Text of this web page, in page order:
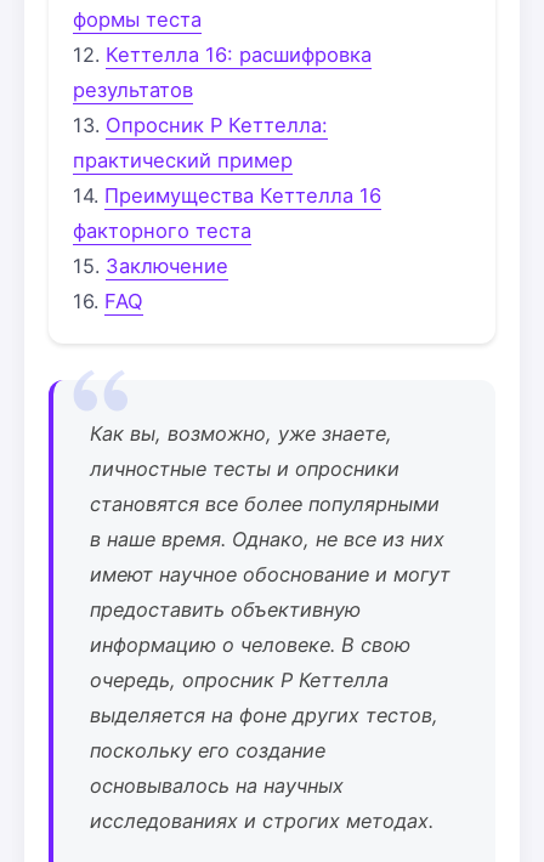
формы теста
Кеттелла 16: расшифровка
результатов
Опросник Р Кеттелла:
практический пример
Преимущества Кеттелла 16
факторного теста
Заключение
FAQ
Как вы, возможно, уже знаете,
личностные тесты и опросники
становятся все более популярными
в наше время. Однако, не все из них
имеют научное обоснование и могут
предоставить объективную
информацию о человеке. В свою
очередь, опросник Р Кеттелла
выделяется на фоне других тестов,
поскольку его создание
основывалось на научных
исследованиях и строгих методах.